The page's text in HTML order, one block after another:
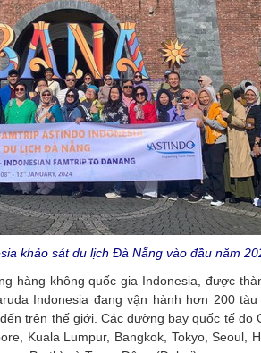
khảo sát du lịch Đà Nẵng vào đầu năm
hàng không quốc gia Indonesia, được
Indonesia đang vận hành hơn 200
trên thế giới. Các đường bay quốc tế do
Kuala Lumpur, Bangkok, Tokyo, Seoul,